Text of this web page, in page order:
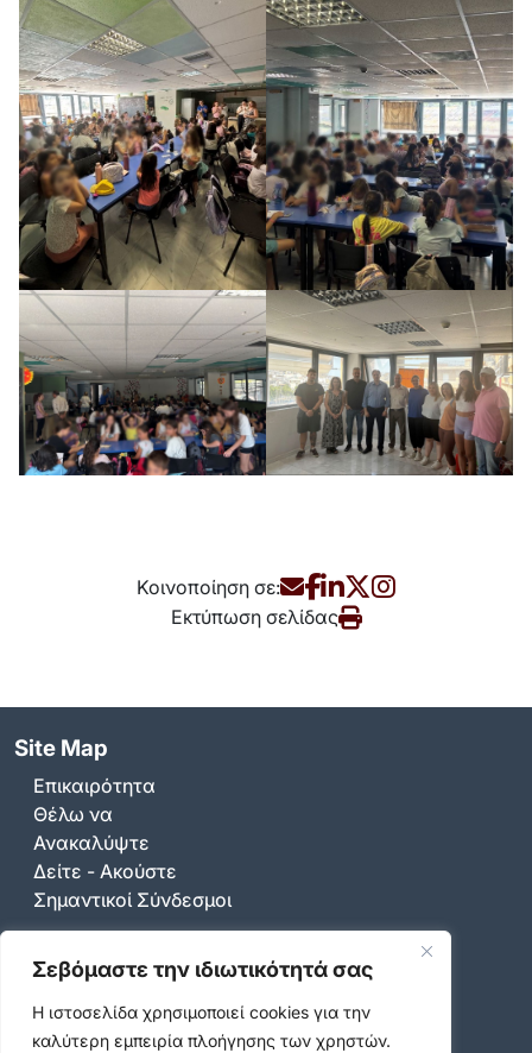
Σεβόμαστε την ιδιωτικότητά σας
Η ιστοσελίδα χρησιμοποιεί cookies για την
καλύτερη εμπειρία πλοήγησης των χρηστών.
Κοινοποίηση σε:
Εκτύπωση σελίδας
Site Map
Επικαιρότητα
Θέλω να
Ανακαλύψτε
Δείτε - Ακούστε
Σημαντικοί Σύνδεσμοι
Επικοινωνία
Καραολή & Δημητρίου 36-44, Βύρωνας 16233